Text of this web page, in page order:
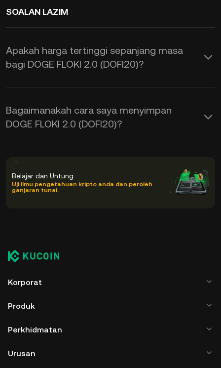
SOALAN LAZIM
Apakah harga tertinggi sepanjang masa
bagi DOGE FLOKI 2.0 (DOFI20)?
Bagaimanakah cara saya menyimpan
DOGE FLOKI 2.0 (DOFI20)?
Belajar dan Untung
Uji ilmu pengetahuan kripto anda dan peroleh
ganjaran tunai.
Korporat
Produk
Perkhidmatan
Urusan